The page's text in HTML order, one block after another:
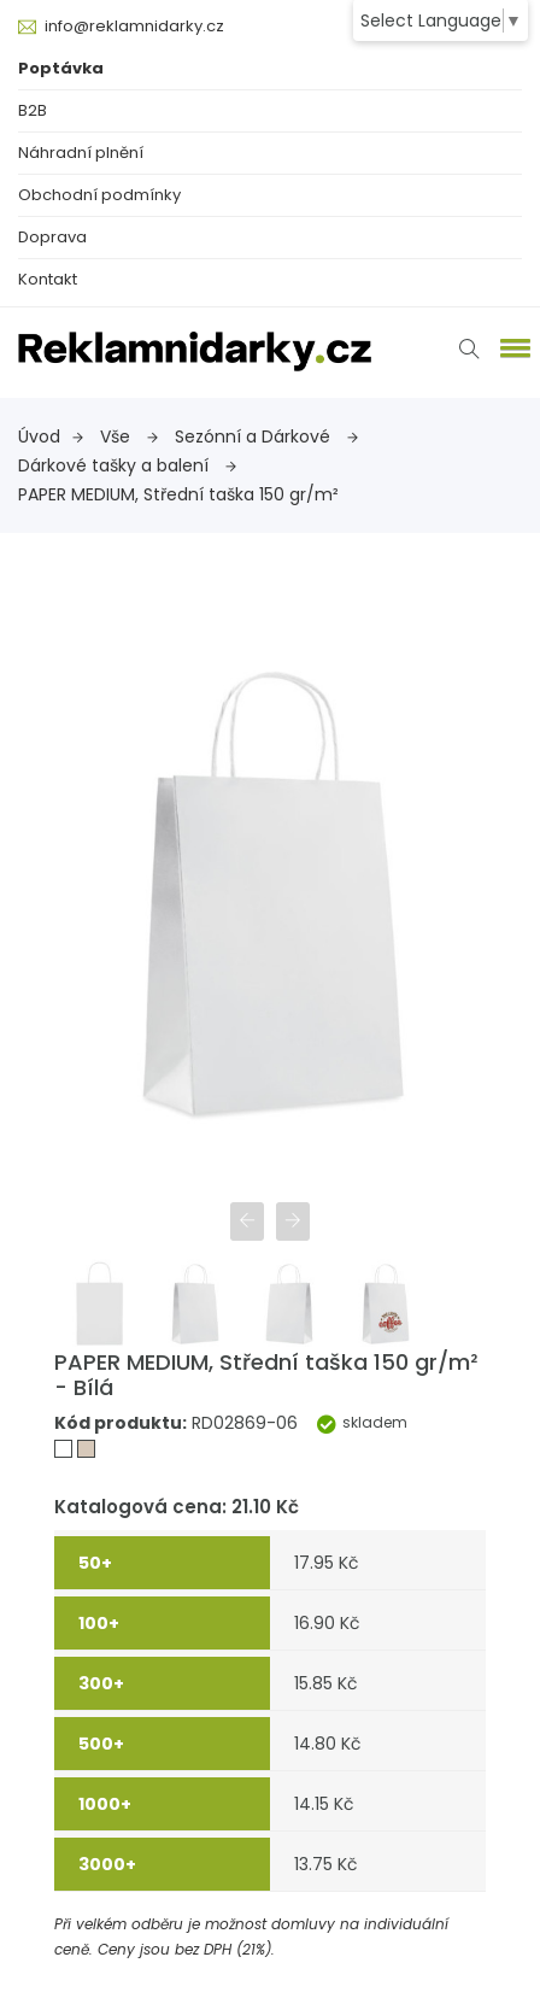
Select Language ▼
info@reklamnidarky.cz
Poptávka
B2B
Náhradní plnění
Obchodní podmínky
Doprava
Kontakt
Úvod Vše
Sezónní a Dárkové
Dárkové tašky a balení
PAPER MEDIUM, Střední taška 150 gr/m²
PAPER MEDIUM, Střední taška 150 gr/m²
- Bílá
Kód produktu: RD02869-06 skladem
Katalogová cena: 21.10 Kč
17.95 Kč
16.90 Kč
15.85 Kč
14.80 Kč
14.15 Kč
13.75 Kč
Při velkém odběru je možnost domluvy na individuální
ceně. Ceny jsou bez DPH (21%).